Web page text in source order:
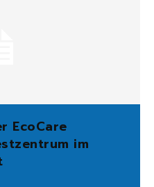
EcoCare
im